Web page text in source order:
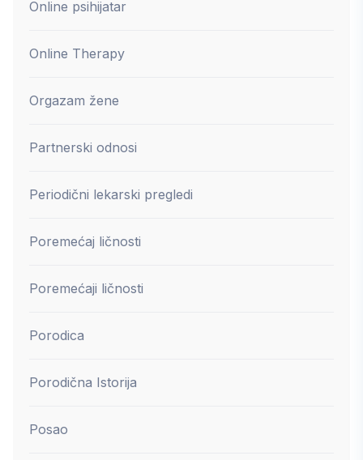
Online psihijatar
Online Therapy
Orgazam žene
Partnerski odnosi
Periodični lekarski pregledi
Poremećaj ličnosti
Poremećaji ličnosti
Porodica
Porodična Istorija
Posao